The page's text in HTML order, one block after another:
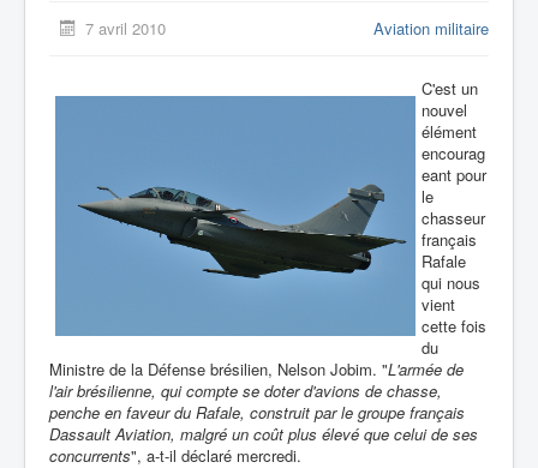
Europespace
7 avril 2010 Aviation militaire
C'est un
nouvel
élément
encourag
eant pour
le
chasseur
français
Rafale
qui nous
vient
cette fois
du
Ministre de la Défense brésilien, Nelson Jobim. "L'armée de
l'air brésilienne, qui compte se doter d'avions de chasse,
penche en faveur du Rafale, construit par le groupe français
Dassault Aviation, malgré un coût plus élevé que celui de ses
concurrents", a-t-il déclaré mercredi.